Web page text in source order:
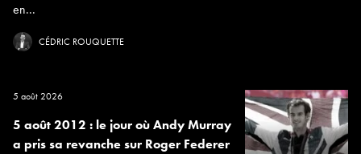
en...
CÉDRIC ROUQUETTE
5 août 2026
5 août 2012 : le jour où Andy Murray
a pris sa revanche sur Roger Federer